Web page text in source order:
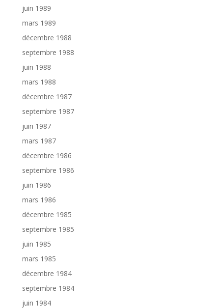
juin 1989
mars 1989
décembre 1988
septembre 1988
juin 1988
mars 1988
décembre 1987
septembre 1987
juin 1987
mars 1987
décembre 1986
septembre 1986
juin 1986
mars 1986
décembre 1985
septembre 1985
juin 1985
mars 1985
décembre 1984
septembre 1984
juin 1984